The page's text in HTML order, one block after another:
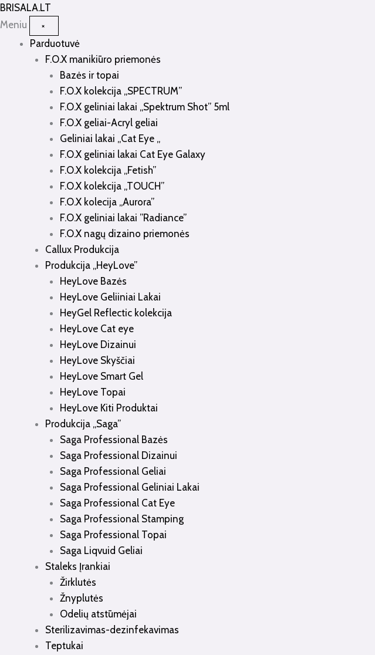
BRISALA.LT
Meniu
×
Parduotuvė
F.O.X manikiūro priemonės
Bazės ir topai
F.O.X kolekcija „SPECTRUM”
F.O.X geliniai lakai „Spektrum Shot” 5ml
F.O.X geliai-Acryl geliai
Geliniai lakai „Cat Eye „
F.O.X geliniai lakai Cat Eye Galaxy
F.O.X kolekcija „Fetish”
F.O.X kolekcija „TOUCH”
F.O.X kolecija „Aurora”
F.O.X geliniai lakai ”Radiance”
F.O.X nagų dizaino priemonės
Callux Produkcija
Produkcija „HeyLove”
HeyLove Bazės
HeyLove Geliiniai Lakai
HeyGel Reflectic kolekcija
HeyLove Cat eye
HeyLove Dizainui
HeyLove Skyščiai
HeyLove Smart Gel
HeyLove Topai
HeyLove Kiti Produktai
Produkcija „Saga”
Saga Professional Bazės
Saga Professional Dizainui
Saga Professional Geliai
Saga Professional Geliniai Lakai
Saga Professional Cat Eye
Saga Professional Stamping
Saga Professional Topai
Saga Liqvuid Geliai
Staleks Įrankiai
Žirklutės
Žnyplutės
Odelių atstūmėjai
Sterilizavimas-dezinfekavimas
Teptukai
Pereiti
prie